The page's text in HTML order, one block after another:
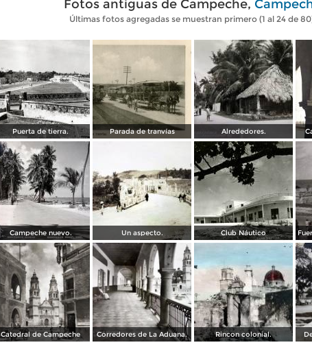
Fotos antiguas de Campeche,
Últimas fotos agregadas se muestran primero (1 al 24 de
Puerta de tierra. Parada de tranvías Alrededores.
Campeche nuevo. Un aspecto. Club Náutico
Catedral de Campeche Corredores de La Aduana. Rincon colonial.